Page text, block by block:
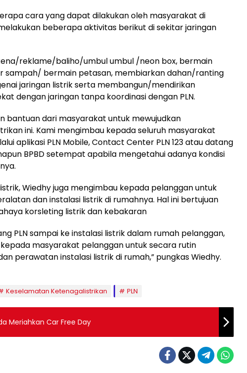
cara yang dapat dilakukan oleh masyarakat di
beberapa aktivitas berikut di sekitar jaringan
reklame/baliho/umbul umbul /neon box, bermain
sampah/ bermain petasan, membiarkan dahan/ranting
jaringan listrik serta membangun/mendirikan
dengan jaringan tanpa koordinasi dengan PLN.
bantuan dari masyarakat untuk mewujudkan
ini. Kami mengimbau kepada seluruh masyarakat
aplikasi PLN Mobile, Contact Center PLN 123 atau datang
BPBD setempat apabila mengetahui adanya kondisi
Wiedhy juga mengimbau kepada pelanggan untuk
dan instalasi listrik di rumahnya. Hal ini bertujuan
korsleting listrik dan kebakaran
PLN sampai ke instalasi listrik dalam rumah pelanggan,
masyarakat pelanggan untuk secara rutin
perawatan instalasi listrik di rumah,” pungkas Wiedhy.
Keselamatan Ketenagalistrikan PLN
Meriahkan Car Free Day